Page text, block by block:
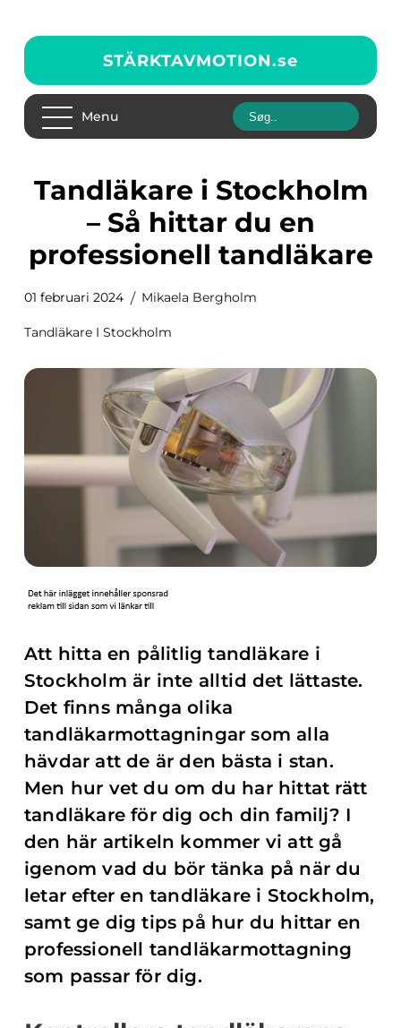
STÄRKTAVMOTION.se
Menu
Tandläkare i Stockholm
– Så hittar du en
professionell tandläkare
01 februari 2024 Mikaela Bergholm
Tandläkare I Stockholm
Att hitta en pålitlig tandläkare i
Stockholm är inte alltid det lättaste.
Det finns många olika
tandläkarmottagningar som alla
hävdar att de är den bästa i stan.
Men hur vet du om du har hittat rätt
tandläkare för dig och din familj? I
den här artikeln kommer vi att gå
igenom vad du bör tänka på när du
letar efter en tandläkare i Stockholm,
samt ge dig tips på hur du hittar en
professionell tandläkarmottagning
som passar för dig.